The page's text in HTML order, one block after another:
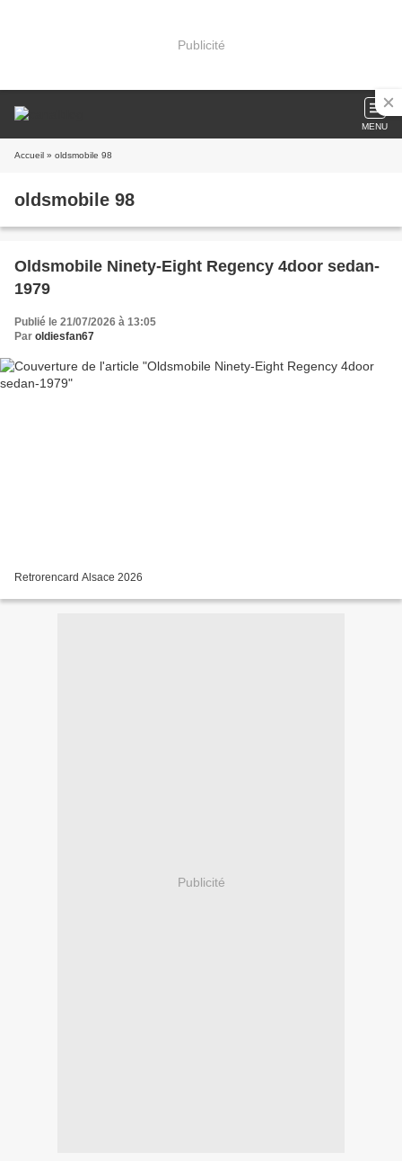
Publicité
MENU
Accueil » oldsmobile 98
oldsmobile 98
Oldsmobile Ninety-Eight Regency 4door sedan-
1979
Publié le 21/07/2026 à 13:05
Par oldiesfan67
Retrorencard Alsace 2026
Publicité